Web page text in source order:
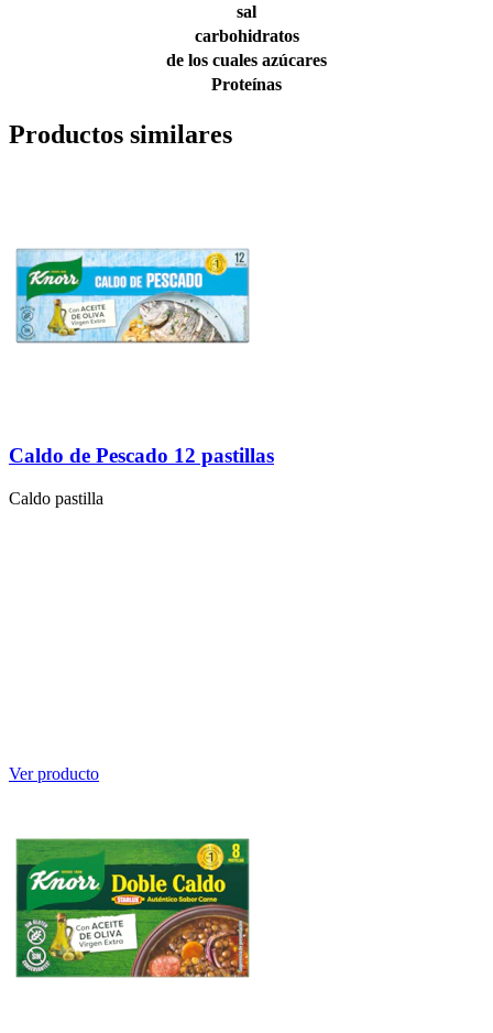
sal
carbohidratos
de los cuales azúcares
Proteínas
Productos similares
Caldo de Pescado 12 pastillas
Caldo pastilla
Ver producto